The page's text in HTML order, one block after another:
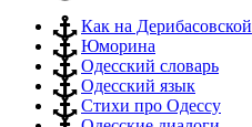
Как на Дерибасовской
Юморина
Одесский словарь
Одесский язык
Стихи про Одессу